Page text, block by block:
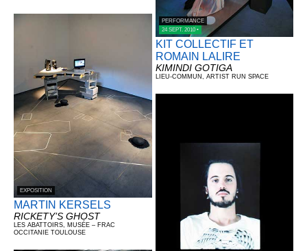
EXPOSITION
MARTIN KERSELS
RICKETY’S GHOST
LES ABATTOIRS, MUSÉE – FRAC
OCCITANIE TOULOUSE
PERFORMANCE
24 SEPT. 2010 •
KIT COLLECTIF ET
ROMAIN LALIRE
KIMINDI GOTIGA
LIEU-COMMUN, ARTIST RUN SPACE